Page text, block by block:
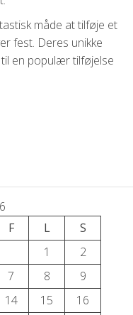
måde at tilføje et
fest. Deres unikke
en populær tilføjelse
F L
S
1
2
7 8
9
14 15
16